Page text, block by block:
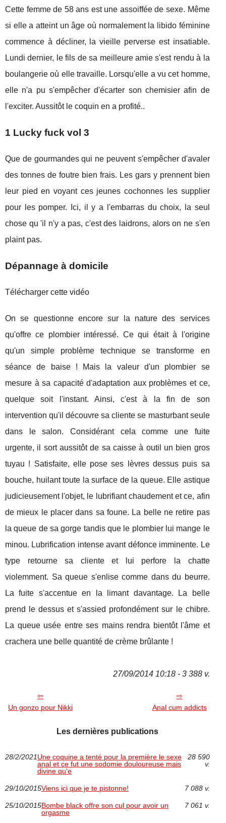
Cette femme de 58 ans est une assoiffée de sexe. Même
si elle a atteint un âge où normalement la libido féminine
commence à décliner, la vieille perverse est insatiable.
Lundi dernier, le fils de sa meilleure amie s'est rendu à la
boulangerie où elle travaille. Lorsqu'elle a vu cet homme,
elle n'a pu s'empêcher d'écarter son chemisier afin de
l'exciter. Aussitôt le coquin en a profité..
1 Lucky fuck vol 3
Que de gourmandes qui ne peuvent s'empêcher d'avaler
des tonnes de foutre bien frais. Les gars y prennent bien
leur pied en voyant ces jeunes cochonnes les supplier
pour les pomper. Ici, il y a l'embarras du choix, la seul
chose qu 'il n'y a pas, c'est des laidrons, alors on ne s'en
plaint pas.
Dépannage à domicile
Télécharger cette vidéo
On se questionne encore sur la nature des services
qu'offre ce plombier intéressé. Ce qui était à l'origine
qu'un simple problème technique se transforme en
séance de baise ! Mais la valeur d'un plombier se
mesure à sa capacité d'adaptation aux problèmes et ce,
quelque soit l'instant. Ainsi, c'est à la fin de son
intervention qu'il découvre sa cliente se masturbant seule
dans le salon. Considérant cela comme une fuite
urgente, il sort aussitôt de sa caisse à outil un bien gros
tuyau ! Satisfaite, elle pose ses lèvres dessus puis sa
bouche, huilant toute la surface de la queue. Elle astique
judicieusement l'objet, le lubrifiant chaudement et ce, afin
de mieux le placer dans sa foune. La belle ne retire pas
la queue de sa gorge tandis que le plombier lui mange le
minou. Lubrification intense avant défonce imminente. Le
type retourne sa cliente et lui perfore la chatte
violemment. Sa queue s'enlise comme dans du beurre.
La fuite s'accentue en la limant davantage. La belle
prend le dessus et s'assied profondément sur le chibre.
La queue usée entre ses mains rendra bientôt l'âme et
crachera une belle quantité de crème brûlante !
27/09/2014 10:18 - 3 388 v.
Un gonzo pour Nikki Anal cum addicts
Les dernières publications
28/2/2021Une coquine a tenté pour la première le sexe
anal et ce fut une sodomie douloureuse mais
divine qu'e
28 590
v.
29/10/2015Viens ici que je te pistonne! 7 088 v.
25/10/2015Bombe black offre son cul pour avoir un
orgasme
7 061 v.